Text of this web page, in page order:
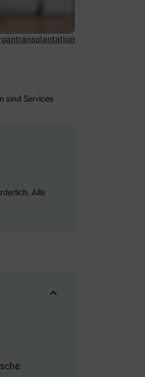
sind Services
Alle